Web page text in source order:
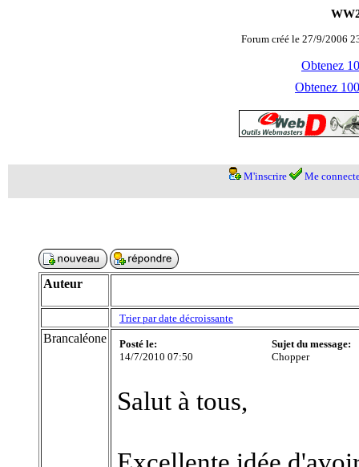
Forum créé le 27/9/2006
Obtenez
Obtenez
M'inscrire Me
Auteur
Trier par date décroissante
Brancaléone
Posté le:
14/7/2010 07:50
Sujet du message:
Chopper
Salut à tous,